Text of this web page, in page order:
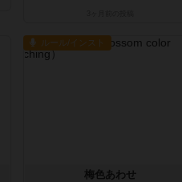
ルール/インスト
梅色あわせ